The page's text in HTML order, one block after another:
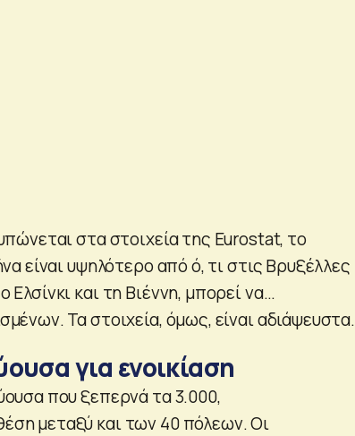
στα στοιχεία της Eurostat, το
είναι υψηλότερο από ό, τι στις Βρυξέλλες
και τη Βιέννη, μπορεί να…
Τα στοιχεία, όμως, είναι αδιάψευστα.
για ενοικίαση
που ξεπερνά τα 3.000,
μεταξύ και των 40 πόλεων. Οι